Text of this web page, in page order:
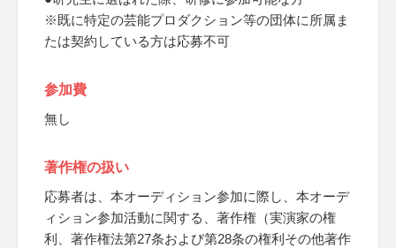
※既に特定の芸能プロダクション等の団体に所属ま
たは契約している方は応募不可
参加費
無し
著作権の扱い
応募者は、本オーディション参加に際し、本オーデ
ィション参加活動に関する、著作権（実演家の権
利、著作権法第27条および第28条の権利その他著作